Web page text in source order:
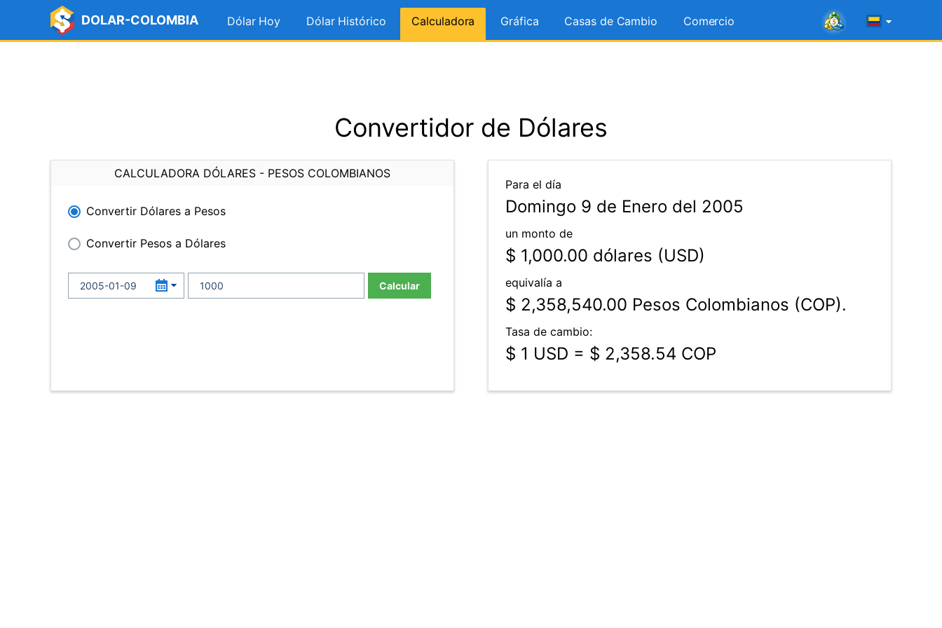
DOLAR-COLOMBIA Dólar Hoy Dólar Histórico Calculadora Gráfica Casas de Cambio Comercio
Convertidor de Dólares
CALCULADORA DÓLARES - PESOS COLOMBIANOS
Convertir Dólares a Pesos
Convertir Pesos a Dólares
Calcular
Para el día
Domingo 9 de Enero del 2005
un monto de
$ 1,000.00 dólares (USD)
equivalía a
$ 2,358,540.00 Pesos Colombianos (COP).
Tasa de cambio:
$ 1 USD = $ 2,358.54 COP